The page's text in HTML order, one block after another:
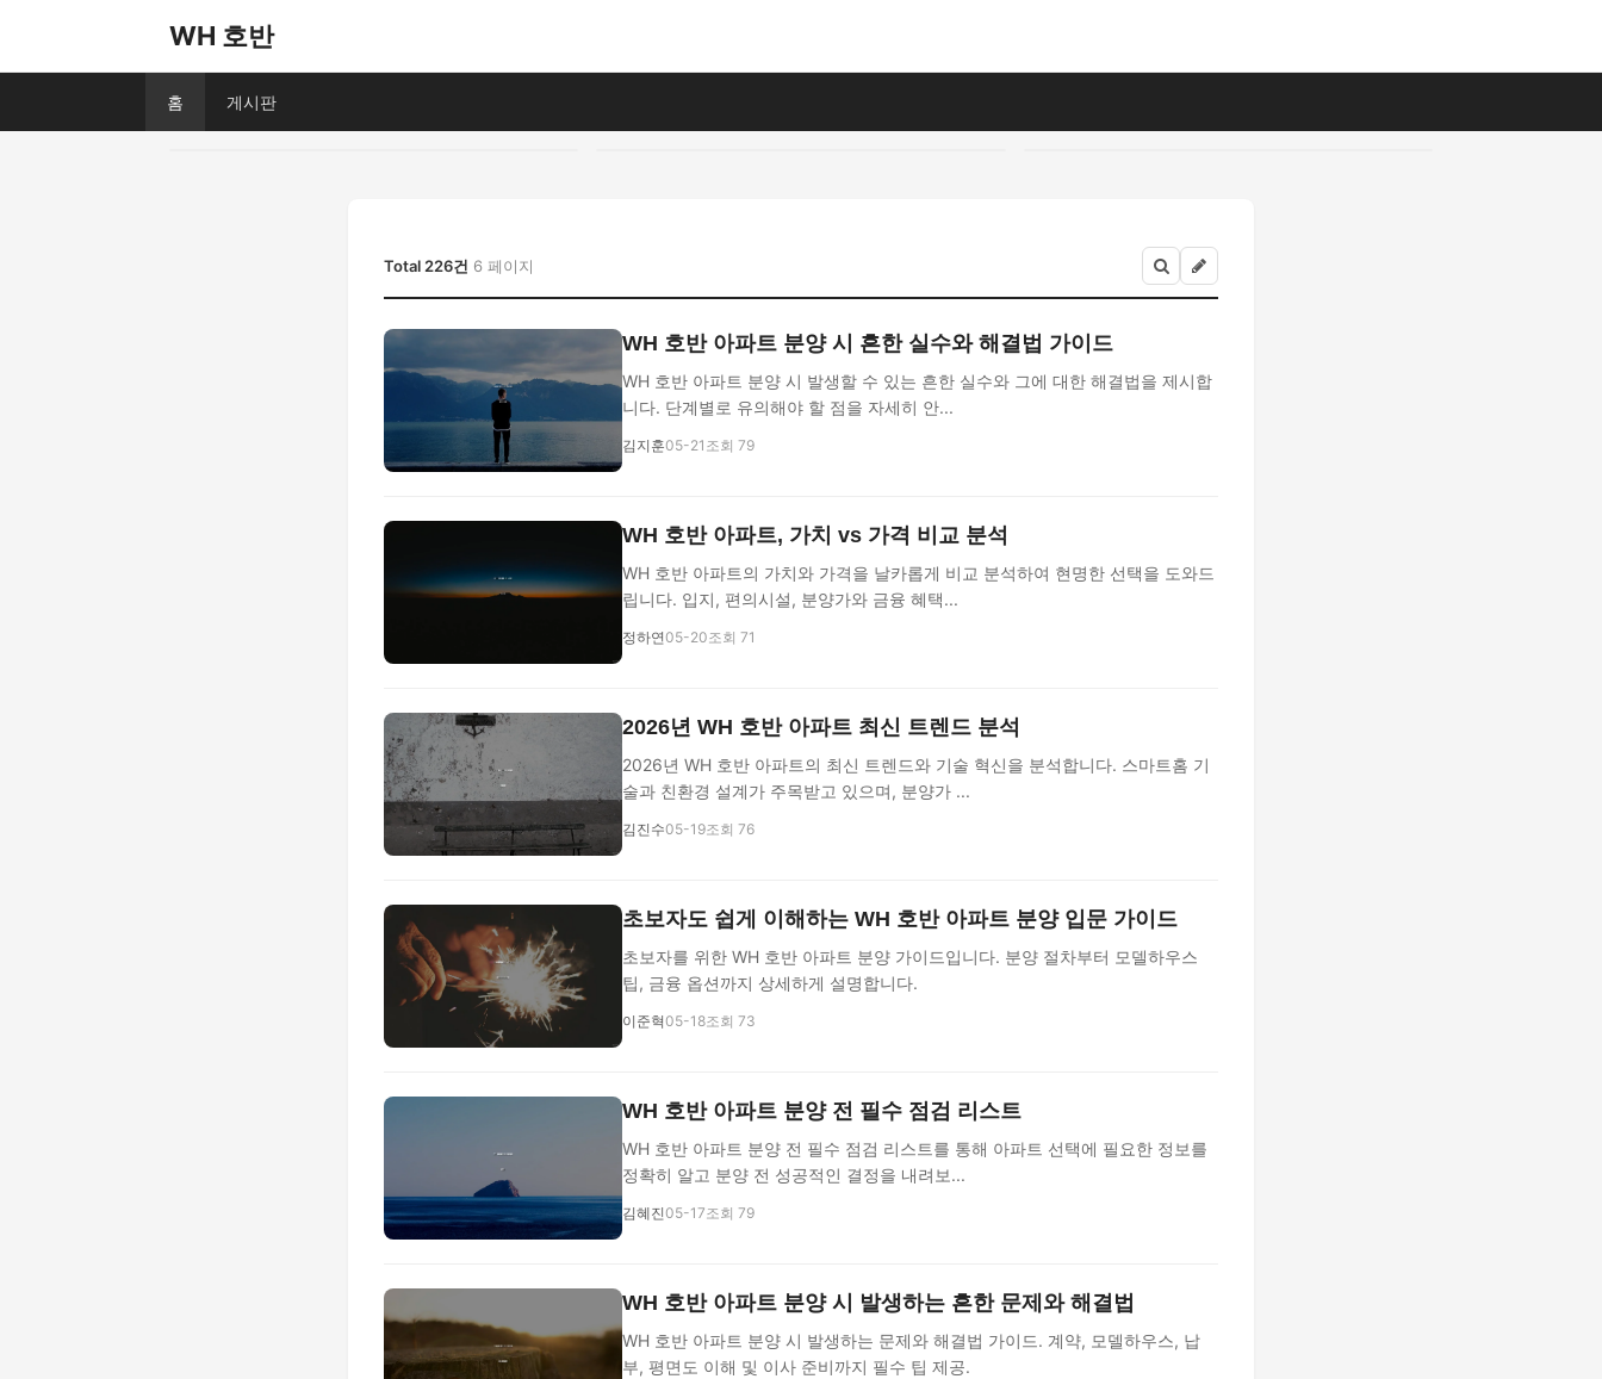
WH 호반
홈 게시판
Total 226건 6 페이지
WH 호반 아파트 분양 시 흔한 실수와 해결법 가이드
WH 호반 아파트 분양 시 발생할 수 있는 흔한 실수와 그에 대한 해결법을 제시합
니다. 단계별로 유의해야 할 점을 자세히 안...
김지훈05-21 조회 79
WH 호반 아파트, 가치 vs 가격 비교 분석
WH 호반 아파트의 가치와 가격을 날카롭게 비교 분석하여 현명한 선택을 도와드
립니다. 입지, 편의시설, 분양가와 금융 혜택...
정하연05-20조회 71
2026년 WH 호반 아파트 최신 트렌드 분석
2026년 WH 호반 아파트의 최신 트렌드와 기술 혁신을 분석합니다. 스마트홈 기
술과 친환경 설계가 주목받고 있으며, 분양가 ...
김진수05-19조회 76
초보자도 쉽게 이해하는 WH 호반 아파트 분양 입문 가이드
초보자를 위한 WH 호반 아파트 분양 가이드입니다. 분양 절차부터 모델하우스
팁, 금융 옵션까지 상세하게 설명합니다.
이준혁05-18조회 73
WH 호반 아파트 분양 전 필수 점검 리스트
WH 호반 아파트 분양 전 필수 점검 리스트를 통해 아파트 선택에 필요한 정보를
정확히 알고 분양 전 성공적인 결정을 내려보...
김혜진05-17조회 79
WH 호반 아파트 분양 시 발생하는 흔한 문제와 해결법
WH 호반 아파트 분양 시 발생하는 문제와 해결법 가이드. 계약, 모델하우스, 납
부, 평면도 이해 및 이사 준비까지 필수 팁 제공.